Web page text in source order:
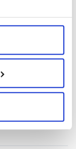
expand_more
expand_more
expand_more